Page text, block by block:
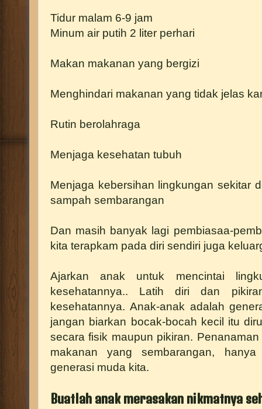
Tidur malam 6-9 jam
Minum air putih 2 liter perhari
Makan makanan yang bergizi
Menghindari makanan yang tidak jelas
Rutin berolahraga
Menjaga kesehatan tubuh
Menjaga kebersihan lingkungan sekitar
sampah sembarangan
Dan masih banyak lagi pembiasaa-
kita terapkam pada diri sendiri juga
Ajarkan anak untuk mencintai
kesehatannya.. Latih diri dan
kesehatannya. Anak-anak adalah
jangan biarkan bocak-bocah kecil itu
secara fisik maupun pikiran.
makanan yang sembarangan, hanya
generasi muda kita.
Buatlah anak merasakan nikmatnya